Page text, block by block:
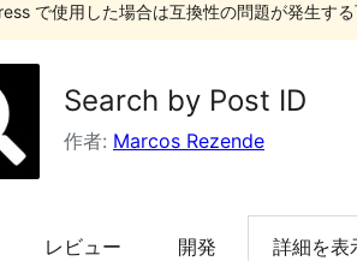
で使用した場合は互換性の問題が発生す
Search by Post ID
作者: Marcos Rezende
レビュー 開発 詳細を表